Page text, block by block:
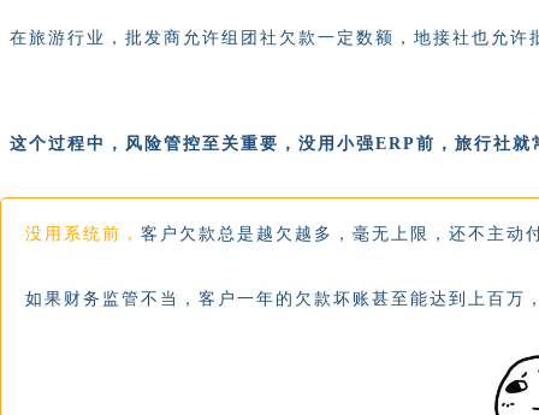
在旅游行业， 批发商允许组团社欠款一定数额， 地接社也允许
这个过程中，风险管控至关重要，没用小强ERP前，旅行社就
没用系统前， 客户欠款总是越欠越多，毫无上限，还不主动
如果财务监管不当，客户一年的欠款坏账甚至能达到上百万